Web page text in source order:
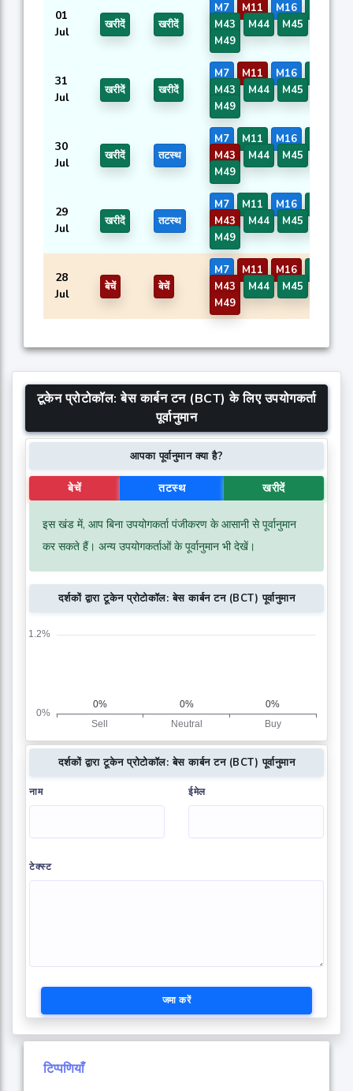
01
Jul
खरीदें खरीदें
M7 M11 M16
M43
M44 M45
M49
31
Jul
खरीदें खरीदें
M7 M11 M16
M43
M44 M45
M49
30
Jul
खरीदें तटस्थ
M7 M11 M16
M43
M44 M45
M49
29
Jul
खरीदें तटस्थ
M7 M11 M16
M43
M44 M45
M49
28
Jul
बेचें बेचें
M7 M11 M16
M43
M44 M45
M49
टूकेन प्रोटोकॉल: बेस कार्बन टन (BCT) के लिए उपयोगकर्ता
पूर्वानुमान
आपका पूर्वानुमान क्या है?
बेचें तटस्थ खरीदें
इस खंड में, आप बिना उपयोगकर्ता पंजीकरण के आसानी से पूर्वानुमान
कर सकते हैं। अन्य उपयोगकर्ताओं के पूर्वानुमान भी देखें।
दर्शकों द्वारा टूकेन प्रोटोकॉल: बेस कार्बन टन (BCT) पूर्वानुमान
दर्शकों द्वारा टूकेन प्रोटोकॉल: बेस कार्बन टन (BCT) पूर्वानुमान
नाम ईमेल
टेक्स्ट
जमा करें
टिप्पणियाँ